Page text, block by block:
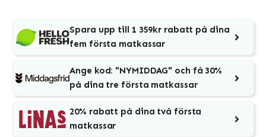
Spara upp till 1 359kr rabatt på dina
fem första matkassar
Ange kod: "NYMIDDAG" och få 30%
på dina tre första matkassar
20% rabatt på dina två första
matkassar